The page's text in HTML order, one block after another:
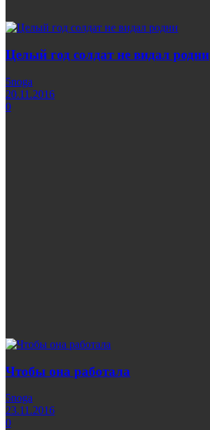
Целый год солдат не видал родни
5noga
20.11.2016
0
Чтобы она работала
5noga
23.11.2016
0